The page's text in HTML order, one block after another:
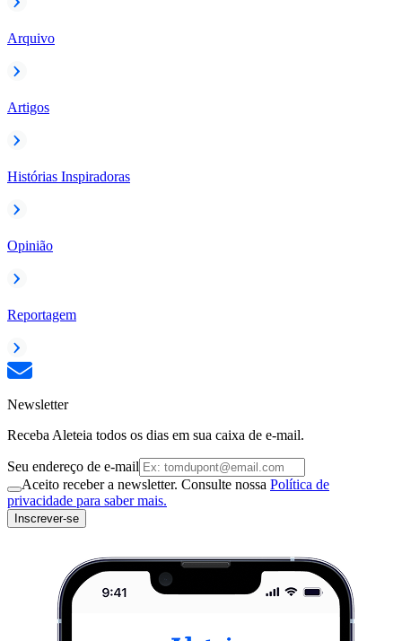
Arquivo
Artigos
Histórias Inspiradoras
Opinião
Reportagem
Newsletter
Receba Aleteia todos os dias em sua caixa de e-mail.
Seu endereço de e-mail
Aceito receber a newsletter. Consulte nossa Política de
privacidade para saber mais.
Inscrever-se